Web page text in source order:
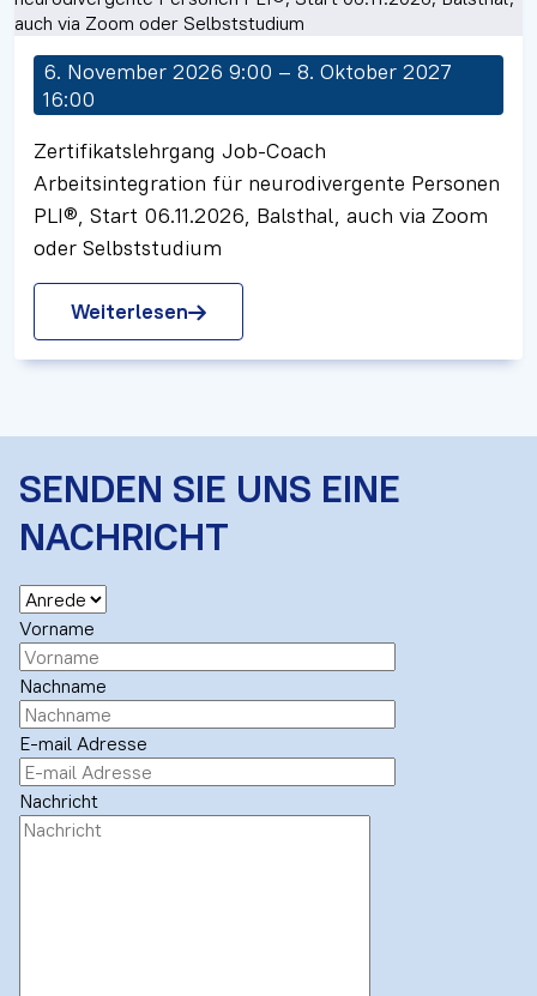
6. November 2026 9:00 – 8. Oktober 2027
16:00
Zertifikatslehrgang Job-Coach
Arbeitsintegration für neurodivergente Personen
PLI®, Start 06.11.2026, Balsthal, auch via Zoom
oder Selbststudium
Weiterlesen
SENDEN SIE UNS EINE
NACHRICHT
Vorname
Nachname
E-mail Adresse
Nachricht